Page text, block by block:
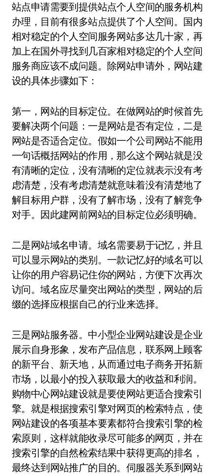
站点申请需要到提供站点个人空间的服务机构
办理，目前有很多站点提供了个人空间。国内
相对稳定的个人空间服务网站多达几十家，再
加上在国外寻找到几百家相对稳定的个人空间
服务商应该不成问题。除网站申请外，网站建
设的具体步骤如下：
第一，网站的目标定位。在做网站的时候首先
要解决两个问题：一是网站是否有定位，二是
网站是否适合定位。假如一个公司网站不能用
一句话概括网站的作用，那么这个网站就是没
有清晰的定位，没有清晰的定位就表示没有考
虑清楚，没有考虑清楚就意味着没有清楚地了
解目标用户群，没有了解市场，没有了解竞争
对手。因此建网前网站的目标定位必须明确。
二是网站域名申请。域名需要易于记忆，并且
可以显示网站的类别。一款记忆好的域名可以
让你的用户容易记住你的网站，方便下次再次
访问。域名应尽量突出网站的类型，网站的后
缀的选择应根据自己的行业来选择。
三是网站服务器。中小型企业网站建设是企业
展示自身形象，发布产品信息，联系网上顾客
的新平台、新天地，从而通过电子商务开拓新
市场，以最小的投入获取最大的收益和利润。
购物中心网站建设就是要使网站更适合搜索引
擎。就是根据搜索引擎对网页的检索特点，使
网站建设的各项基本要素都符合搜索引擎的检
索原则，这样就能收录尽可能多的网页，并在
搜索引擎的自然检索结果中获得更高的排名，
最终达到网站推广的目的。伺服器关系到网站